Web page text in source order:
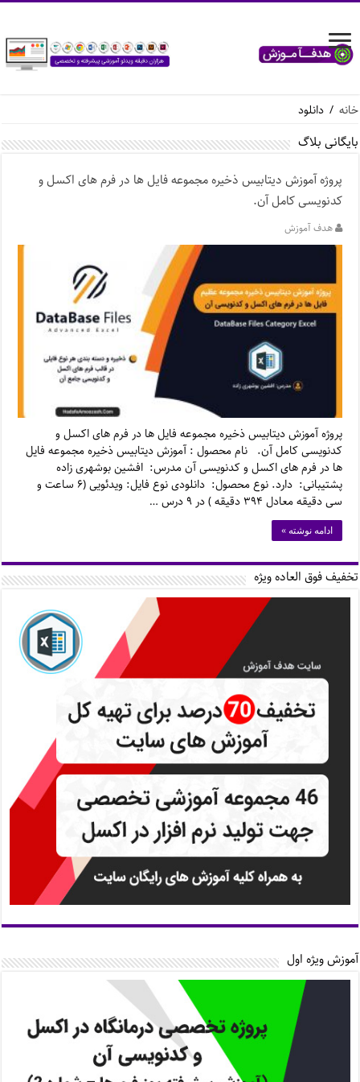
خانه / دانلود
بایگانی بلاگ
پروژه آموزش دیتابیس ذخیره مجموعه فایل ها در فرم های اکسل و
کدنویسی کامل آن.
هدف آموزش
پروژه آموزش دیتابیس ذخیره مجموعه فایل ها در فرم های اکسل و
کدنویسی کامل آن. نام محصول : آموزش دیتابیس ذخیره مجموعه فایل
ها در فرم های اکسل و کدنویسی آن مدرس: افشین بوشهری زاده
پشتیبانی: دارد. نوع محصول: دانلودی نوع فایل: ویدئویی (۶ ساعت و
سی دقیقه معادل ۳۹۴ دقیقه ) در ۹ درس …
ادامه نوشته »
تخفیف فوق العاده ویژه
آموزش ویژه اول